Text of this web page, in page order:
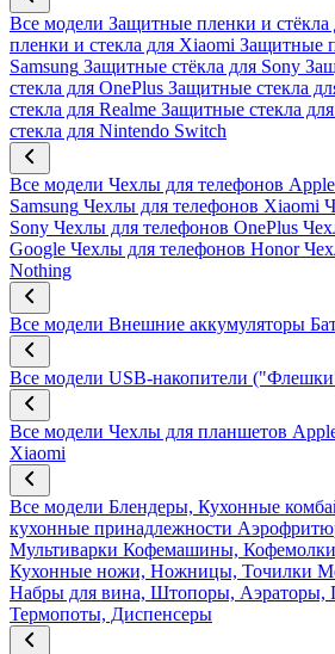
Все модели Защитные пленки и стёкла
пленки и стекла для Xiaomi Защитные
Samsung Защитные стёкла для Sony
стекла для OnePlus Защитные стекла
стекла для Realme Защитные стекла
стекла для Nintendo Switch
Все модели Чехлы для телефонов Apple
Samsung Чехлы для телефонов Xiaomi
Sony Чехлы для телефонов OnePlus
Google Чехлы для телефонов Honor
Nothing
Все модели Внешние аккумуляторы
Все модели USB-накопители
Все модели Чехлы для планшетов
Xiaomi
Все модели Блендеры, Кухонные
кухонные принадлежности
Мультиварки Кофемашины,
Кухонные ножи, Ножницы, Точилки
Набры для вина, Штопоры, Аэраторы,
Термопоты, Диспенсеры